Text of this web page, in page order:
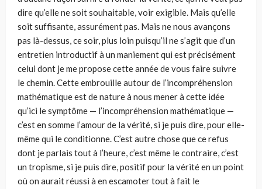
dire qu’elle ne soit souhaitable, voir exigible. Mais qu’elle
soit suffisante, assurément pas. Mais ne nous avançons
pas là-dessus, ce soir, plus loin puisqu’il ne s’agit que d’un
entretien introductif à un maniement qui est précisément
celui dont je me propose cette année de vous faire suivre
le chemin. Cette embrouille autour de l’incompréhension
mathématique est de nature à nous mener à cette idée
qu’ici le symptôme — l’incompréhension mathématique —
c’est en somme l’amour de la vérité, si je puis dire, pour elle-
même qui le conditionne. C’est autre chose que ce refus
dont je parlais tout à l’heure, c’est même le contraire, c’est
un tropisme, si je puis dire, positif pour la vérité en un point
où on aurait réussi à en escamoter tout à fait le